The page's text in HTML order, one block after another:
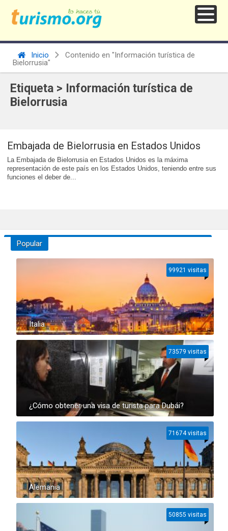
Inicio
Contenido en "Información turística de
Bielorrusia"
Etiqueta > Información turística de
Bielorrusia
Embajada de Bielorrusia en Estados Unidos
La Embajada de Bielorrusia en Estados Unidos es la máxima
representación de este país en los Estados Unidos, teniendo entre sus
funciones el deber de...
Popular
Italia
99921 visitas
¿Cómo obtener una visa de turista para Dubái?
73579 visitas
Alemania
71674 visitas
50855 visitas